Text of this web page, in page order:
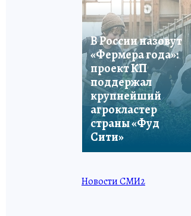
В России назовут
«Фермера года»:
проект КП
поддержал
крупнейший
агрокластер
страны «Фуд
Сити»
Новости СМИ2